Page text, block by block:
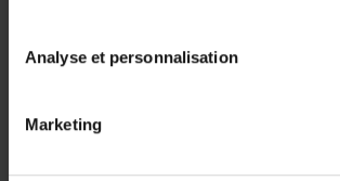
Analyse et personnalisation
Marketing